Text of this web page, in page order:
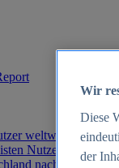
weltweit 2012-
Nutzern weltweit
nach
Wir
Diese
der